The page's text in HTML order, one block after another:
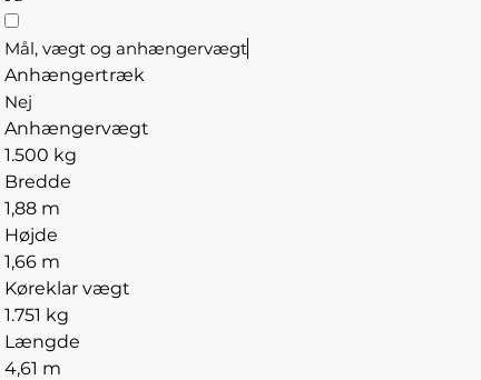
Mål, vægt og anhængervægt
Anhængertræk
Nej
Anhængervægt
1.500 kg
Bredde
1,88 m
Højde
1,66 m
Køreklar vægt
1.751 kg
Længde
4,61 m